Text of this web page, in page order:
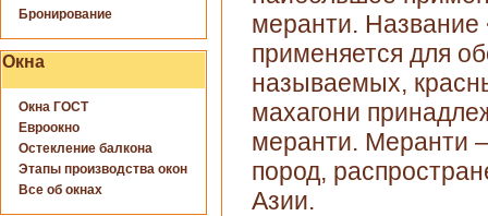
Бронирование
Окна
Окна ГОСТ
Евроокно
Остекление балкона
Этапы производства окон
Все об окнах
меранти. Название
применяется для
называемых,
махагони
меранти. Меранти
пород,
Азии.